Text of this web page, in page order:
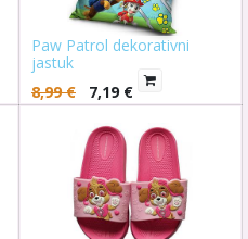
Paw Patrol dekorativni
jastuk
8,99€ 7,19 €